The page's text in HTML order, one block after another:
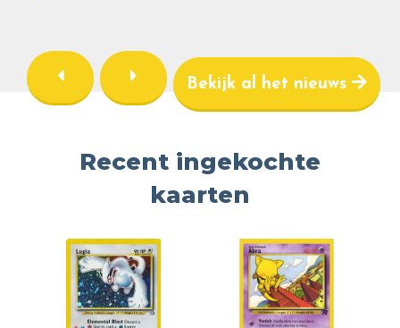
Bekijk al het nieuws
Recent ingekochte
kaarten